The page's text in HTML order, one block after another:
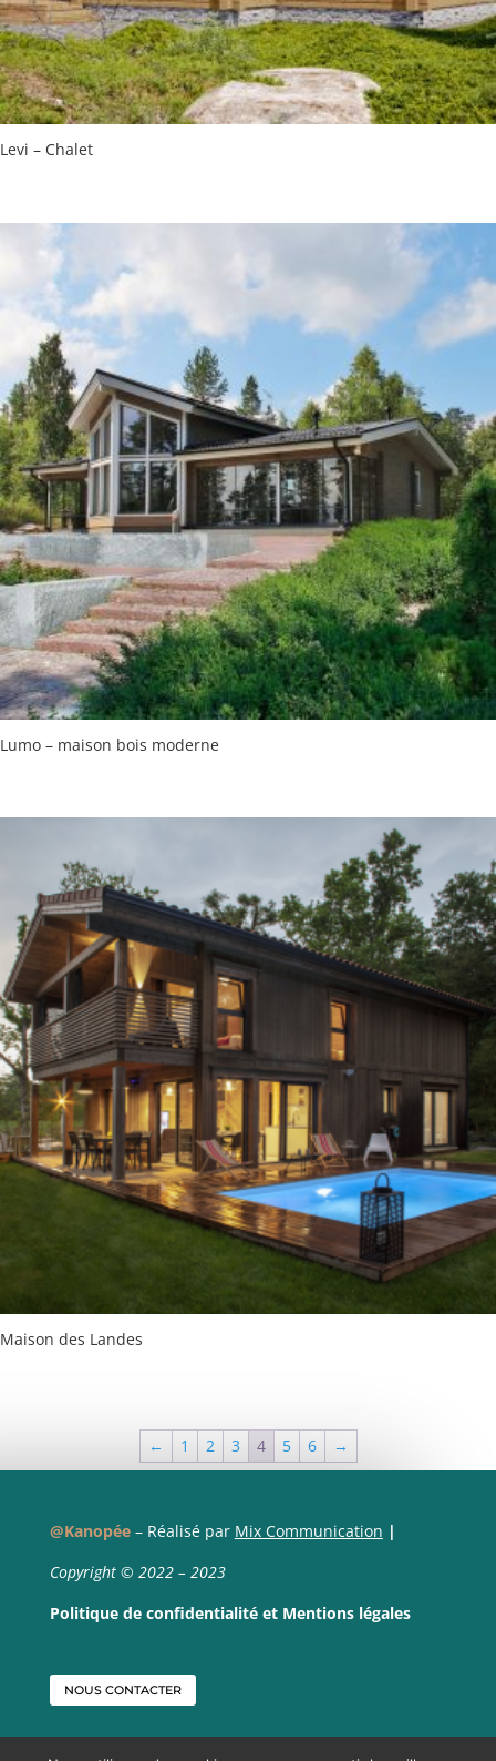
Levi – Chalet
Lumo – maison bois moderne
Maison des Landes
← 1 2 3 4 5 6 →
@Kanopée– Réalisé par Mix Communication |
Copyright © 2022 – 2023
Politique de confidentialitéet Mentions légales
NOUS CONTACTER